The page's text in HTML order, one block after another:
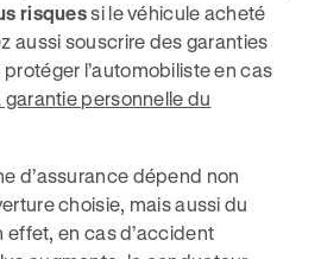
risquessi le véhicule acheté
aussi souscrire des garanties
l’automobiliste en cas
garantie personnelle du
d’assurance dépend non
choisie, mais aussi du
effet, en cas d’accident